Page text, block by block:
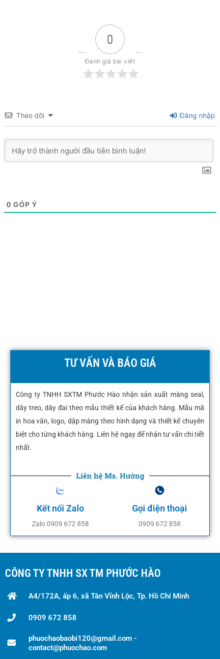
0
Đánh giá bài viết
Theo dõi Đăng nhập
0 GÓP Ý
TƯ VẤN VÀ BÁO GIÁ
Công ty TNHH SXTM Phước Hào nhận sản xuất màng seal,
dây treo, dây đai theo mẫu thiết kế của khách hàng. Mẫu mã
in hoa văn, logo, dập màng theo hình dạng và thiết kế chuyên
biệt cho từng khách hàng. Liên hệ ngay để nhận tư vấn chi tiết
nhất.
Liên hệ Ms. Hường
Kết nối Zalo
Zalo 0909 672 858
Gọi điện thoại
0909 672 858
CÔNG TY TNHH SX TM PHƯỚC HÀO
A4/172A, ấp 6, xã Tân Vĩnh Lộc, Tp. Hồ Chí Minh
0909 672 858
phuochaobaobi120@gmail.com -
contact@phuochao.com